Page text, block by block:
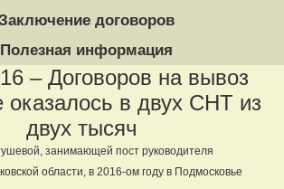
договоров
Полезная информация
– Договоров на вывоз
оказалось в двух СНТ из
двух тысяч
занимающей пост руководителя
области, в 2016-ом году в Подмосковье